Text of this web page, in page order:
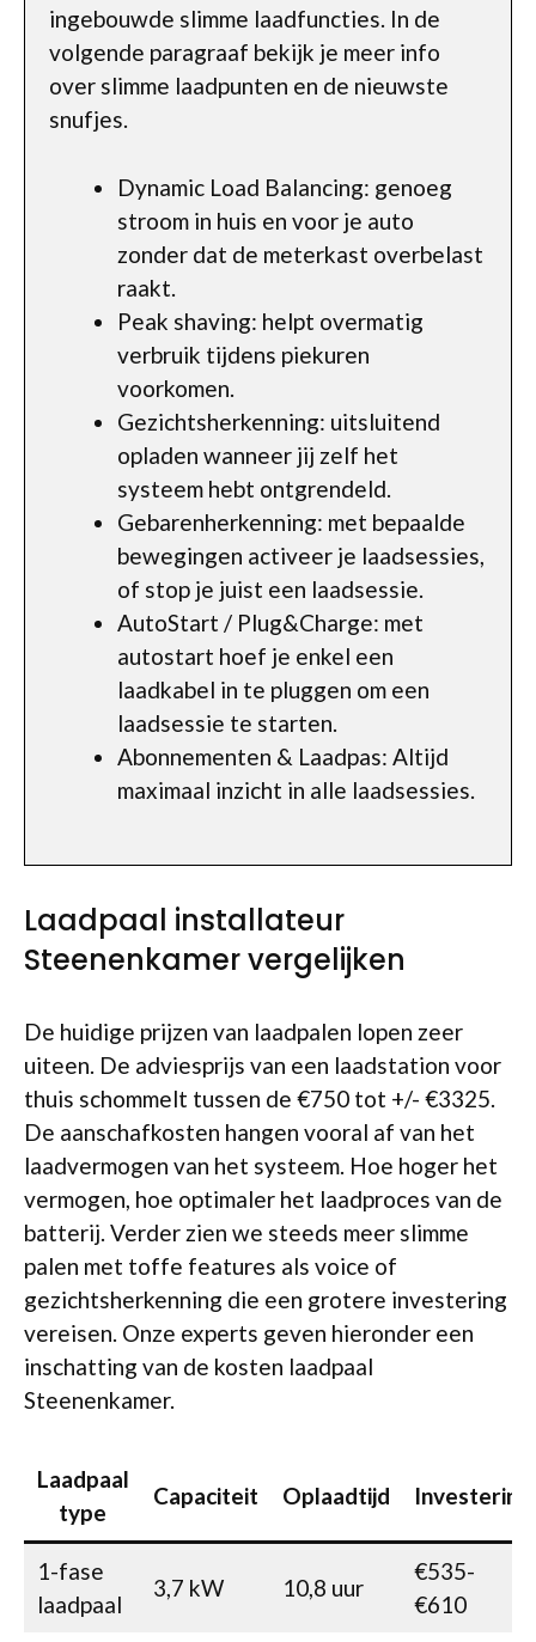
ingebouwde slimme laadfuncties. In de
volgende paragraaf bekijk je meer info
over slimme laadpunten en de nieuwste
snufjes.
Dynamic Load Balancing: genoeg
stroom in huis en voor je auto
zonder dat de meterkast overbelast
raakt.
Peak shaving: helpt overmatig
verbruik tijdens piekuren
voorkomen.
Gezichtsherkenning: uitsluitend
opladen wanneer jij zelf het
systeem hebt ontgrendeld.
Gebarenherkenning: met bepaalde
bewegingen activeer je laadsessies,
of stop je juist een laadsessie.
AutoStart / Plug&Charge: met
autostart hoef je enkel een
laadkabel in te pluggen om een
laadsessie te starten.
Abonnementen & Laadpas: Altijd
maximaal inzicht in alle laadsessies.
Laadpaal installateur
Steenenkamer vergelijken
De huidige prijzen van laadpalen lopen zeer
uiteen. De adviesprijs van een laadstation voor
thuis schommelt tussen de €750 tot +/- €3325.
De aanschafkosten hangen vooral af van het
laadvermogen van het systeem. Hoe hoger het
vermogen, hoe optimaler het laadproces van de
batterij. Verder zien we steeds meer slimme
palen met toffe features als voice of
gezichtsherkenning die een grotere investering
vereisen. Onze experts geven hieronder een
inschatting van de kosten laadpaal
Steenenkamer.
Laadpaal
type
Capaciteit Oplaadtijd Investering
1-fase
laadpaal
3,7 kW 10,8 uur
€535-
€610